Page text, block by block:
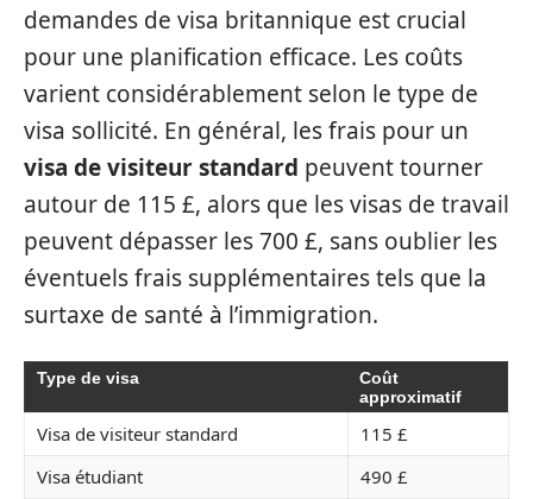
demandes de visa britannique est crucial
pour une planification efficace. Les coûts
varient considérablement selon le type de
visa sollicité. En général, les frais pour un
visa de visiteur standard peuvent tourner
autour de 115 £, alors que les visas de travail
peuvent dépasser les 700 £, sans oublier les
éventuels frais supplémentaires tels que la
surtaxe de santé à l’immigration.
Type de visa
Coût
approximatif
Visa de visiteur standard
115 £
Visa étudiant
490 £